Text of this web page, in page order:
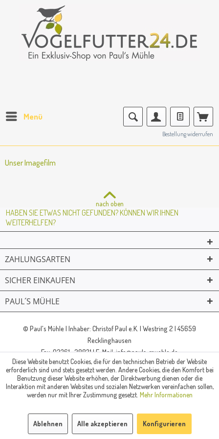
Menü
Bestellung widerrufen
Unser Imagefilm
nach oben
HABEN SIE ETWAS NICHT GEFUNDEN? KÖNNEN WIR IHNEN
WEITERHELFEN?
ZAHLUNGSARTEN
SICHER EINKAUFEN
PAUL´S MÜHLE
© Paul's Mühle | Inhaber: Christof Paul e.K. | Westring 2 | 45659
Recklinghausen
Fax: 02361 -28831 | E-Mail: info@pauls-muehle.de
Diese Website benutzt Cookies, die für den technischen Betrieb der Website
erforderlich sind und stets gesetzt werden. Andere Cookies, die den Komfort bei
Benutzung dieser Website erhöhen, der Direktwerbung dienen oder die
Interaktion mit anderen Websites und sozialen Netzwerken vereinfachen sollen,
werden nur mit Ihrer Zustimmung gesetzt. Mehr Informationen
Ablehnen Alle akzeptieren Konfigurieren